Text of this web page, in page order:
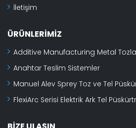
İletişim
ÜRÜNLERIMIZ
Additive Manufacturing Metal
Anahtar Teslim Sistemler
Manuel Alev Sprey Toz ve Tel
FlexiArc Serisi Elektrik Ark Tel